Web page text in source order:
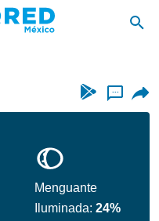
...
Menguante
Iluminada:24%